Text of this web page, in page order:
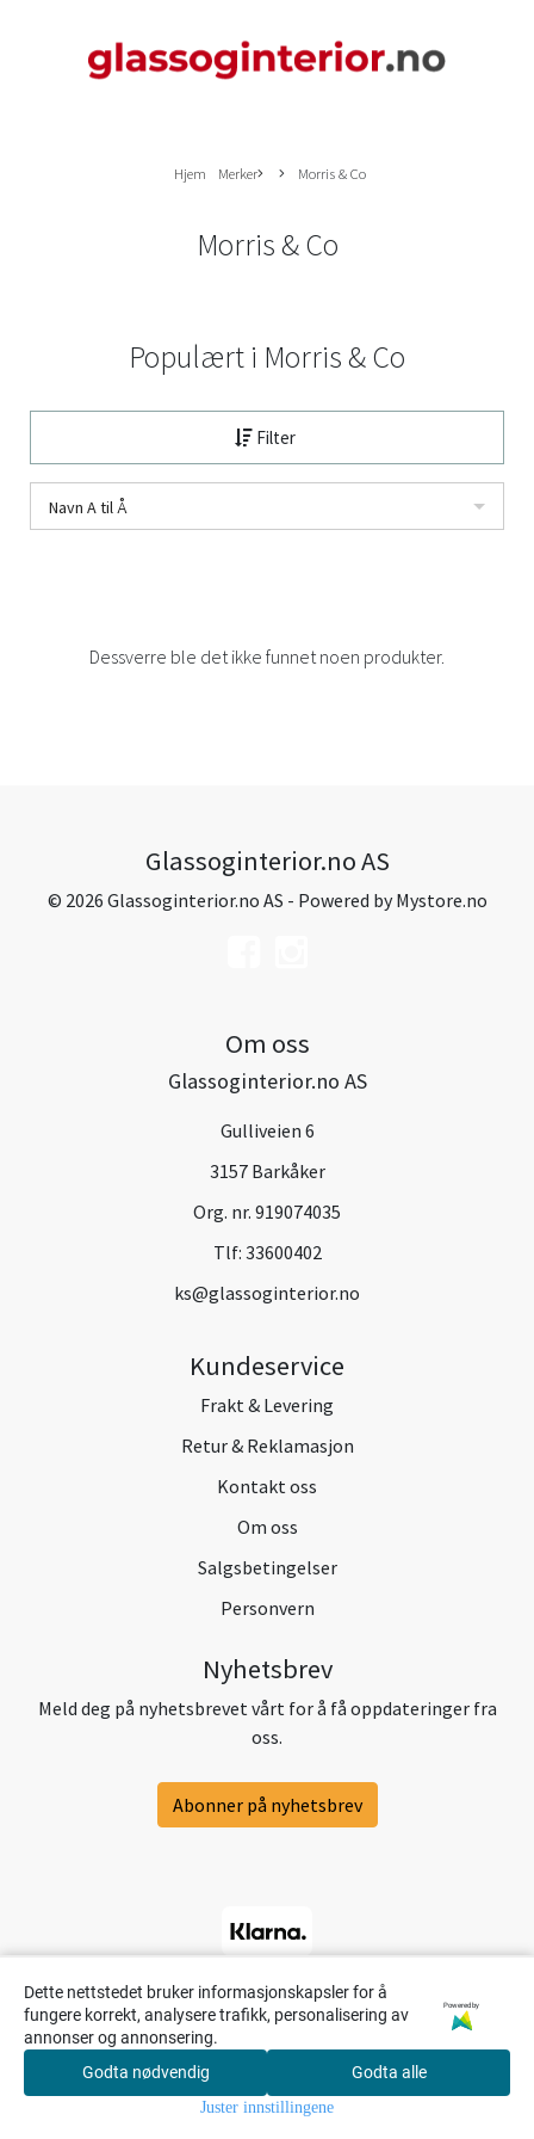
Søk
Hjem Merker Morris & Co
Morris & Co
Populært i Morris & Co
Filter
Navn A til Å
Dessverre ble det ikke funnet noen produkter.
Glassoginterior.no AS
© 2026 Glassoginterior.no AS - Powered byMystore.no
Om oss
Glassoginterior.no AS
Gulliveien 6
3157 Barkåker
Org. nr. 919074035
Tlf: 33600402
ks@glassoginterior.no
Kundeservice
Frakt & Levering
Retur & Reklamasjon
Kontakt oss
Om oss
Salgsbetingelser
Personvern
Nyhetsbrev
Meld deg på nyhetsbrevet vårt for å få oppdateringer fra
oss.
Abonner på nyhetsbrev
Dette nettstedet bruker informasjonskapsler for å
fungere korrekt, analysere trafikk, personalisering av
annonser og annonsering.
Powered by
Godta nødvendig Godta alle
Juster innstillingene